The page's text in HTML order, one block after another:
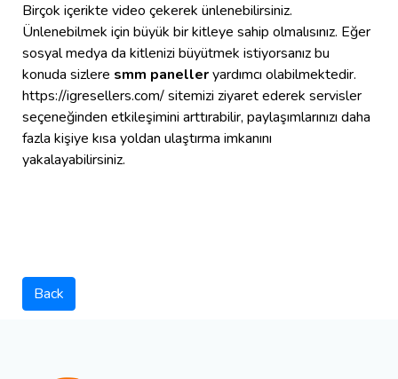
Birçok içerikte video çekerek ünlenebilirsiniz.
Ünlenebilmek için büyük bir kitleye sahip olmalısınız. Eğer
sosyal medya da kitlenizi büyütmek istiyorsanız bu
konuda sizlere smm panelleryardımcı olabilmektedir.
https://igresellers.com/ sitemizi ziyaret ederek servisler
seçeneğinden etkileşimini arttırabilir, paylaşımlarınızı daha
fazla kişiye kısa yoldan ulaştırma imkanını
yakalayabilirsiniz.
Back